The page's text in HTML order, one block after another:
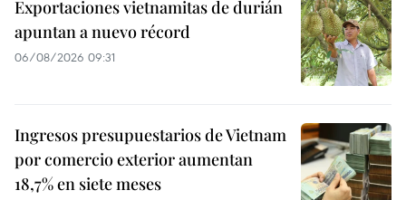
Exportaciones vietnamitas de durián
apuntan a nuevo récord
06/08/2026 09:31
Ingresos presupuestarios de Vietnam
por comercio exterior aumentan
18,7% en siete meses